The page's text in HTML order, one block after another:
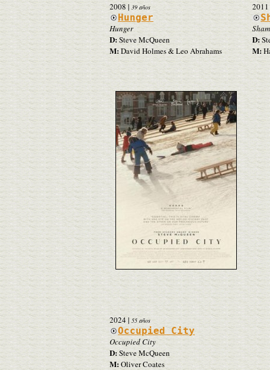
2008 | 39 años
Hunger
Hunger
D:Steve McQueen
M:David Holmes & Leo Abrahams
2011
D:
M:
2024| 55 años
Occupied City
Occupied City
D:Steve McQueen
M:Oliver Coates